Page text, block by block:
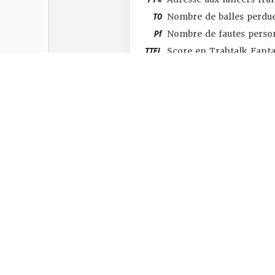
TO Nombre de balles
Pf Nombre de fautes
TTFL Score en Trahtalk